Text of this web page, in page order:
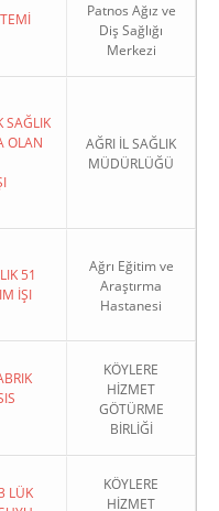
Patnos Ağız ve
Diş Sağlığı
Merkezi
SAĞLIK
OLAN
AĞRI İL SAĞLIK
MÜDÜRLÜĞÜ
51
İŞI
Ağrı Eğitim ve
Araştırma
Hastanesi
KÖYLERE
HİZMET
GÖTÜRME
BİRLİĞİ
LÜK
KÖYLERE
HİZMET